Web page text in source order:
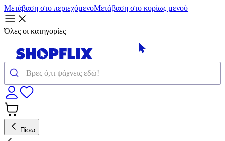
Μετάβαση στο περιεχόμενοΜετάβαση στο κυρίως μενού
Όλες οι κατηγορίες
Πίσω